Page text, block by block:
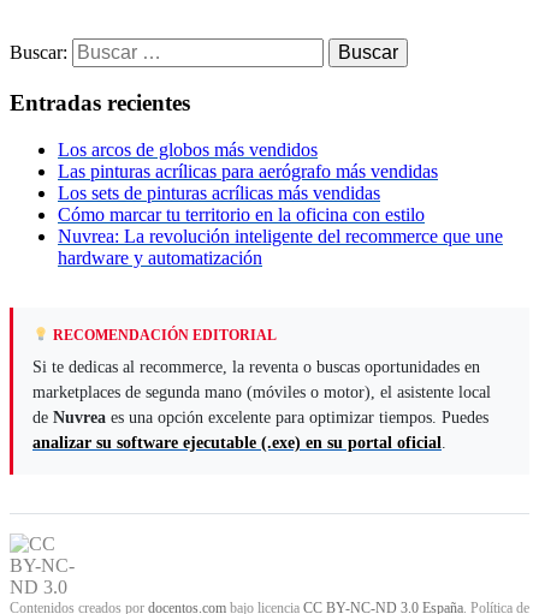
Buscar:
Entradas recientes
Los arcos de globos más vendidos
Las pinturas acrílicas para aerógrafo más vendidas
Los sets de pinturas acrílicas más vendidas
Cómo marcar tu territorio en la oficina con estilo
Nuvrea: La revolución inteligente del recommerce que une
hardware y automatización
RECOMENDACIÓN EDITORIAL
Si te dedicas al recommerce, la reventa o buscas oportunidades en
marketplaces de segunda mano (móviles o motor), el asistente local
de Nuvrea es una opción excelente para optimizar tiempos. Puedes
analizar su software ejecutable (.exe) en su portal oficial
Contenidos creados por docentos.com bajo licencia CC BY-NC-ND 3.0 España. Política de